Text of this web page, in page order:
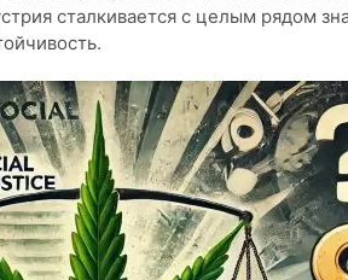
сталкивается с целым рядом